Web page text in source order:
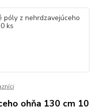
ohňa 130 cm 10